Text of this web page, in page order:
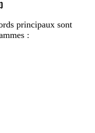
principaux sont
: